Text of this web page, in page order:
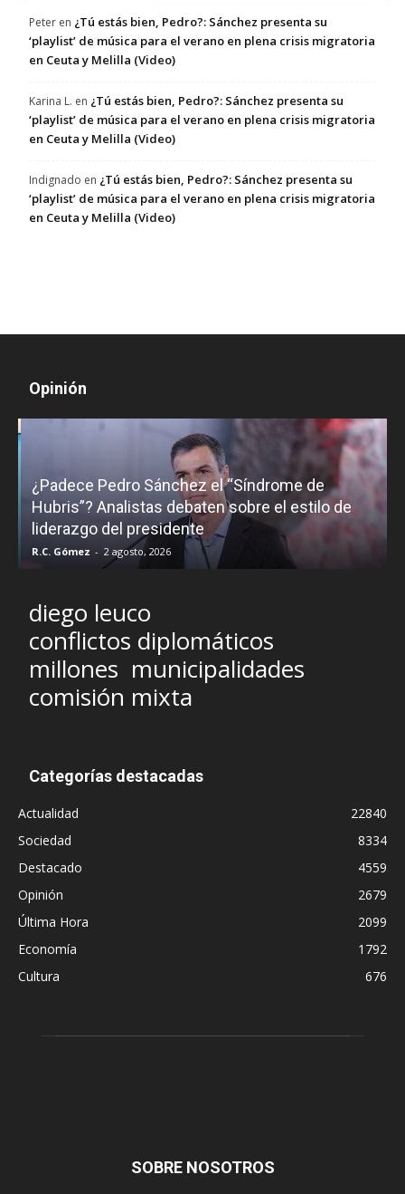
Peter en ¿Tú estás bien, Pedro?: Sánchez presenta su
‘playlist’ de música para el verano en plena crisis migratoria
en Ceuta y Melilla (Video)
Karina L. en ¿Tú estás bien, Pedro?: Sánchez presenta su
‘playlist’ de música para el verano en plena crisis migratoria
en Ceuta y Melilla (Video)
Indignado en ¿Tú estás bien, Pedro?: Sánchez presenta su
‘playlist’ de música para el verano en plena crisis migratoria
en Ceuta y Melilla (Video)
Opinión
¿Padece Pedro Sánchez el “Síndrome de
Hubris”? Analistas debaten sobre el estilo de
liderazgo del presidente
R.C. Gómez - 2 agosto, 2026
diego leuco
conflictos diplomáticos
millones municipalidades
comisión mixta
Categorías destacadas
Actualidad
22840
Sociedad
8334
Destacado
4559
Opinión
2679
Última Hora
2099
Economía
1792
Cultura
676
SOBRE NOSOTROS